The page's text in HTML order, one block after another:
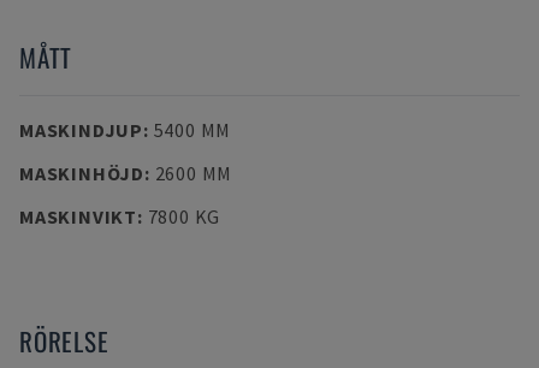
MÅTT
MASKINDJUP: 5400 MM
MASKINHÖJD: 2600 MM
MASKINVIKT: 7800 KG
RÖRELSE